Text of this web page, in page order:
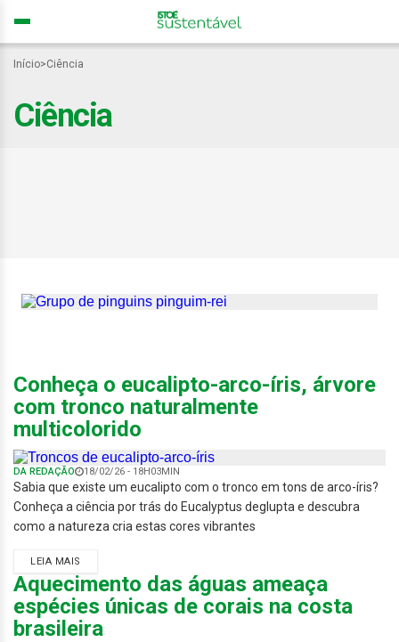
Início>Ciência
Ciência
Conheça o eucalipto-arco-íris, árvore
com tronco naturalmente
multicolorido
DA REDAÇÃO 18/02/26 - 18H03MIN
Sabia que existe um eucalipto com o tronco em tons de arco-íris?
Conheça a ciência por trás do Eucalyptus deglupta e descubra
como a natureza cria estas cores vibrantes
LEIA MAIS
Aquecimento das águas ameaça
espécies únicas de corais na costa
brasileira